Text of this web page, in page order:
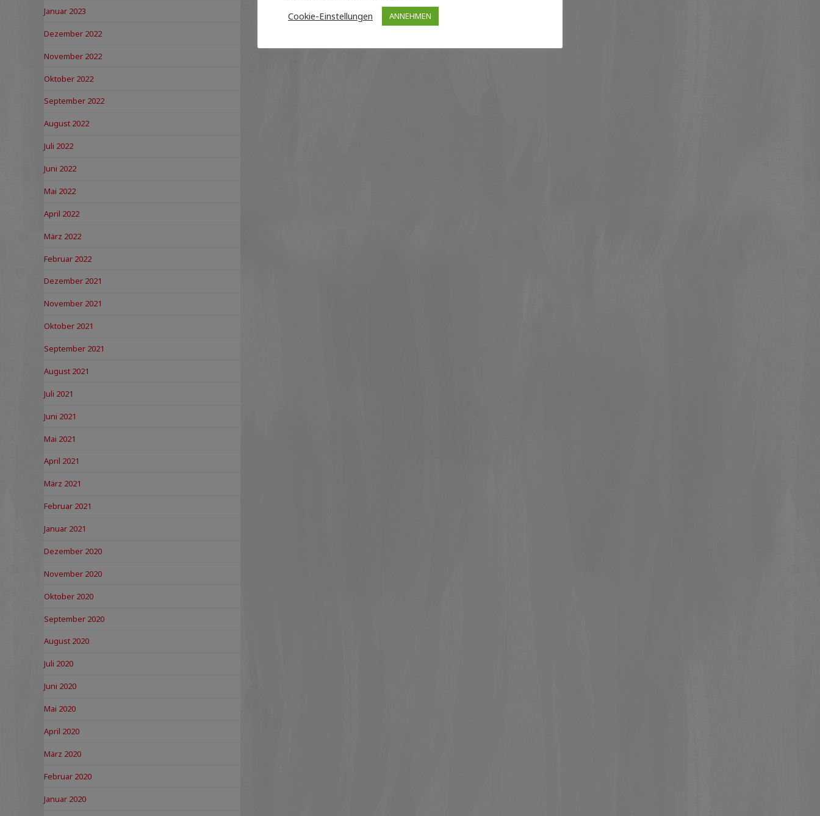
Januar 2023
Dezember 2022
November 2022
Oktober 2022
September 2022
August 2022
Juli 2022
Juni 2022
Mai 2022
April 2022
März 2022
Februar 2022
Dezember 2021
November 2021
Oktober 2021
September 2021
August 2021
Juli 2021
Juni 2021
Mai 2021
April 2021
März 2021
Februar 2021
Januar 2021
Dezember 2020
November 2020
Oktober 2020
September 2020
August 2020
Juli 2020
Juni 2020
Mai 2020
April 2020
März 2020
Februar 2020
Januar 2020
Cookie-Einstellungen
ANNEHMEN